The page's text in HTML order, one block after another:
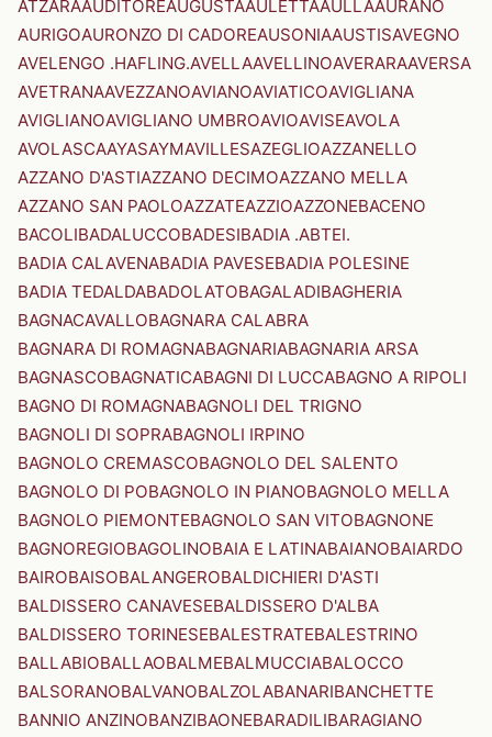
ATZARAAUDITOREAUGUSTAAULETTAAULLAAURANO
AURIGOAURONZO DI CADOREAUSONIAAUSTISAVEGNO
AVELENGO .HAFLING.AVELLAAVELLINOAVERARAAVERSA
AVETRANAAVEZZANOAVIANOAVIATICOAVIGLIANA
AVIGLIANOAVIGLIANO UMBROAVIOAVISEAVOLA
AVOLASCAAYASAYMAVILLESAZEGLIOAZZANELLO
AZZANO D'ASTIAZZANO DECIMOAZZANO MELLA
AZZANO SAN PAOLOAZZATEAZZIOAZZONEBACENO
BACOLIBADALUCCOBADESIBADIA .ABTEI.
BADIA CALAVENABADIA PAVESEBADIA POLESINE
BADIA TEDALDABADOLATOBAGALADIBAGHERIA
BAGNACAVALLOBAGNARA CALABRA
BAGNARA DI ROMAGNABAGNARIABAGNARIA ARSA
BAGNASCOBAGNATICABAGNI DI LUCCABAGNO A RIPOLI
BAGNO DI ROMAGNABAGNOLI DEL TRIGNO
BAGNOLI DI SOPRABAGNOLI IRPINO
BAGNOLO CREMASCOBAGNOLO DEL SALENTO
BAGNOLO DI POBAGNOLO IN PIANOBAGNOLO MELLA
BAGNOLO PIEMONTEBAGNOLO SAN VITOBAGNONE
BAGNOREGIOBAGOLINOBAIA E LATINABAIANOBAIARDO
BAIROBAISOBALANGEROBALDICHIERI D'ASTI
BALDISSERO CANAVESEBALDISSERO D'ALBA
BALDISSERO TORINESEBALESTRATEBALESTRINO
BALLABIOBALLAOBALMEBALMUCCIABALOCCO
BALSORANOBALVANOBALZOLABANARIBANCHETTE
BANNIO ANZINOBANZIBAONEBARADILIBARAGIANO